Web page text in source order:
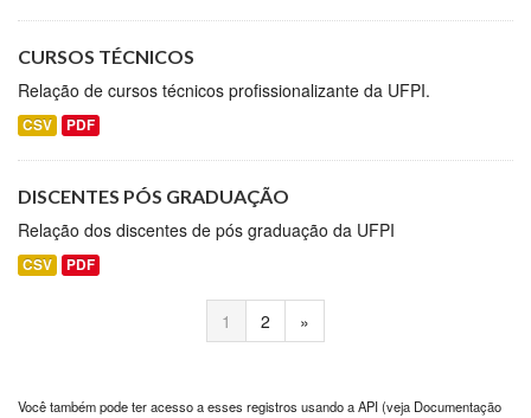
CURSOS TÉCNICOS
Relação de cursos técnicos profissionalizante da UFPI.
CSV PDF
DISCENTES PÓS GRADUAÇÃO
Relação dos discentes de pós graduação da UFPI
CSV PDF
1 2 »
Você também pode ter acesso a esses registros usando aAPI(veja Documentação